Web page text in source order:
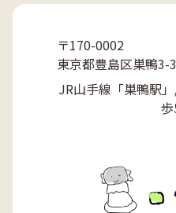
〒170-0002
東京都豊島区巣鴨3-
JR山手線「巣鴨駅